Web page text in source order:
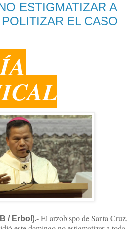
ESTIGMATIZAR A
EL CASO
/ Erbol).- El arzobispo de Santa Cruz,